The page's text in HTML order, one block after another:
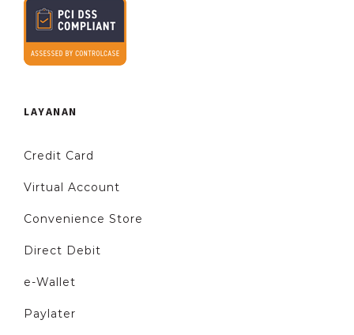
LAYANAN
Credit Card
Virtual Account
Convenience Store
Direct Debit
e-Wallet
Paylater